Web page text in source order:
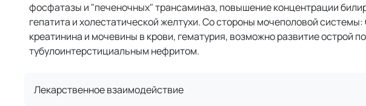
фосфатазы и "печеночных" трансаминаз, повышение концентрации
гепатита и холестатической желтухи. Со стороны мочеполовой
креатинина и мочевины в крови, гематурия, возможно развитие острой
тубулоинтерстициальным нефритом.
Лекарственное взаимодействие